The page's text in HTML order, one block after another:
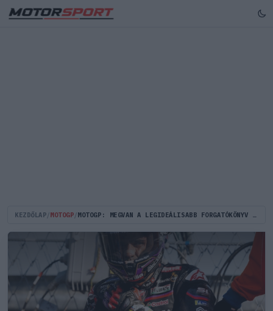
KEZDŐLAP MOTOGP MOTOGP: MEGVAN A LEGIDEÁLISABB FORGATÓKÖNYV JORGE MARTIN VISSZATÉRÉSÉRE!